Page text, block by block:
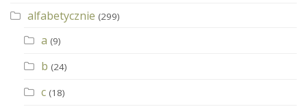
alfabetycznie (299)
a (9)
b (24)
c (18)